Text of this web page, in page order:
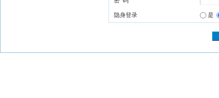
隐身登录 是